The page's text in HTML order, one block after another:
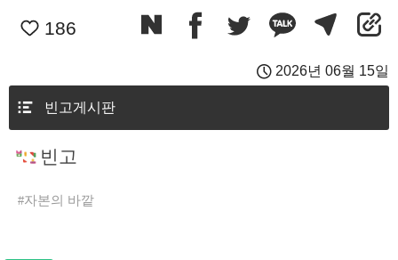
186
2026년 06월 15일
빈고게시판
빈고
자본의 바깥